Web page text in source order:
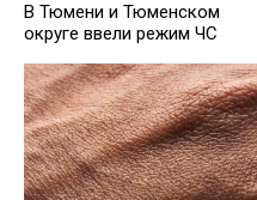
В Тюмени и Тюменском
округе ввели режим ЧС